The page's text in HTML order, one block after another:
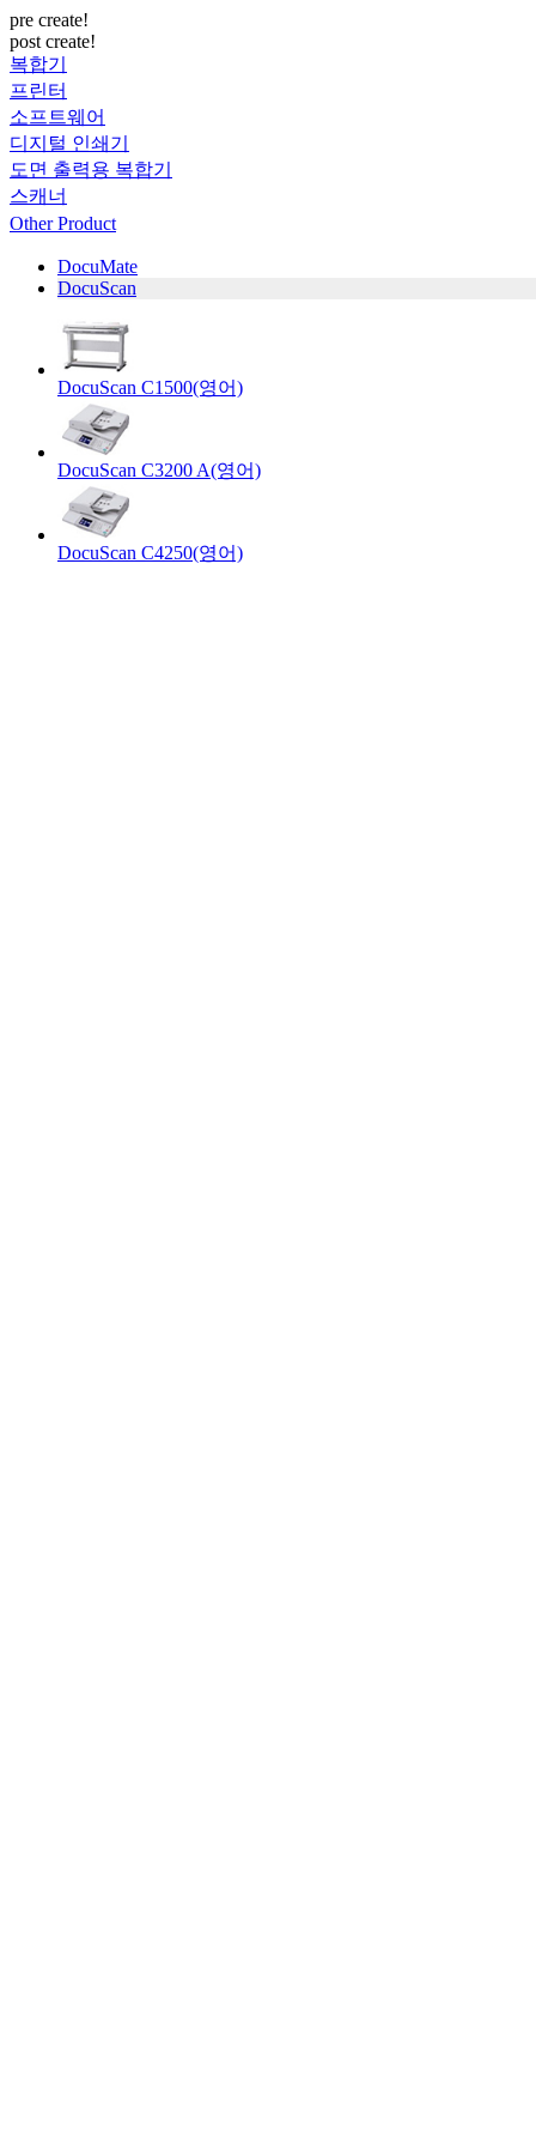
pre create!
post create!
복합기
프린터
소프트웨어
디지털 인쇄기
도면 출력용 복합기
스캐너
Other Product
DocuMate
DocuScan
DocuScan C1500(영어)
DocuScan C3200 A(영어)
DocuScan C4250(영어)